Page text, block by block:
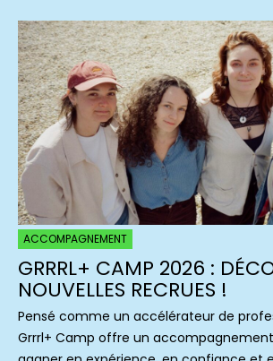
ACCOMPAGNEMENT
GRRRL+ CAMP 2026 :
NOUVELLES RECRUES !
Pensé comme un accélérateur de
Grrrl+ Camp offre un